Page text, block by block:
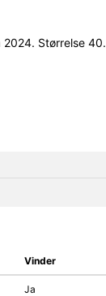
2024. Størrelse 40.
Vinder
Ja